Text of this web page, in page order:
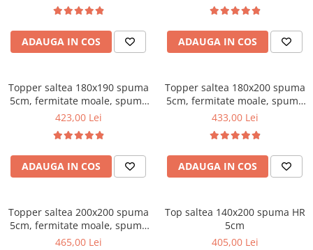
Mobilier copii
Mobila camera copii
Scaune birou pentru copii
Paturi copii
Masa si scaune gradinita
Seturi comode living si dormitor
ADAUGA IN COS ADAUGA IN COS
Topper saltea 180x190 spuma
5cm, fermitate moale, spuma
poliuretanica, husa fixa
423,00 Lei
ADAUGA IN COS
Topper saltea 180x200 spuma
5cm, fermitate moale, spuma
poliuretanica, husa fixa
433,00 Lei
ADAUGA IN COS
Topper saltea 200x200 spuma
5cm, fermitate moale, spuma
poliuretanica, husa fixa
465,00 Lei
Top saltea 140x200 spuma HR
5cm
405,00 Lei